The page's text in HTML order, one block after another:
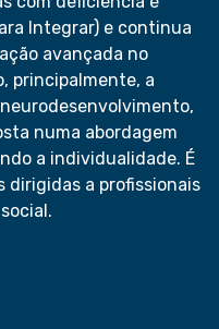
Integrar) e continua
avançada no
principalmente, a
numa abordagem
a individualidade. É
dirigidas a profissionais